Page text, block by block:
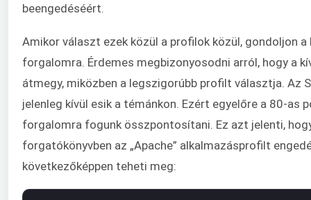
beengedéséért.
Amikor választ ezek közül a profilok közül, gondoljon
forgalomra. Érdemes megbizonyosodni arról, hogy a
átmegy, miközben a legszigorúbb profilt választja. Az
jelenleg kívül esik a témánkon. Ezért egyelőre a 80-as
forgalomra fogunk összpontosítani. Ez azt jelenti,
forgatókönyvben az „Apache” alkalmazásprofilt
következőképpen teheti meg: